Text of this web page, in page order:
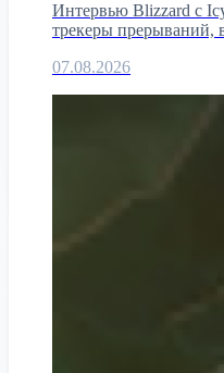
Интервью Blizzard с
трекеры прерываний,
07.08.2026